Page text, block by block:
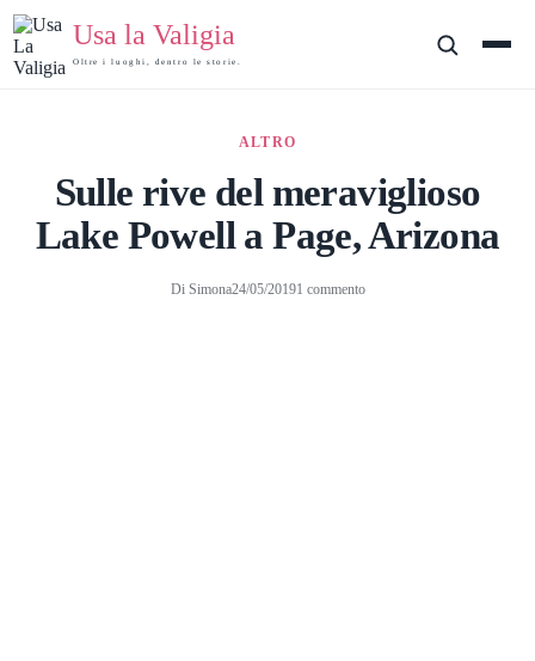
contenuto
Usa la Valigia
Oltre i luoghi, dentro le storie.
ALTRO
Sulle rive del meraviglioso
Lake Powell a Page, Arizona
Di Simona24/05/20191 commento